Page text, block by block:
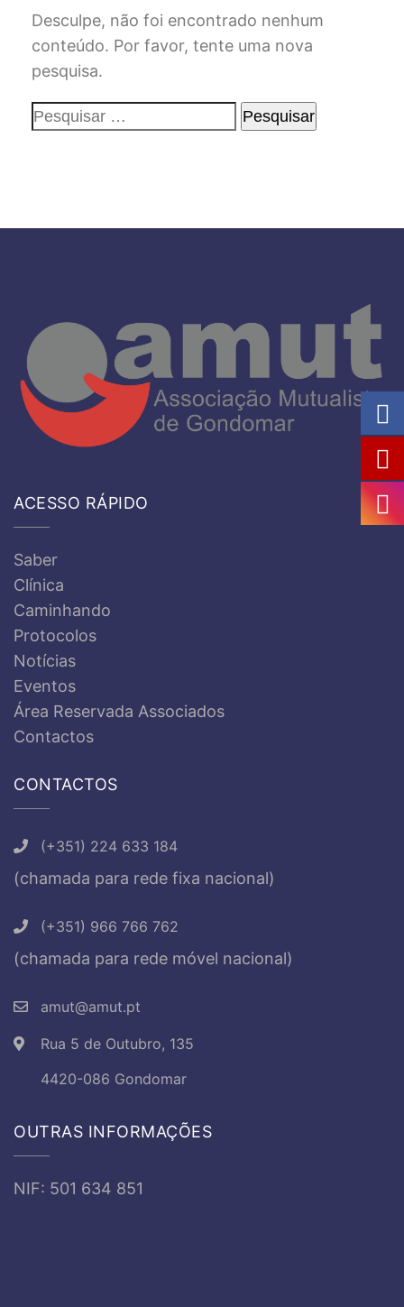
Desculpe, não foi encontrado nenhum
conteúdo. Por favor, tente uma nova
pesquisa.
ACESSO RÁPIDO
Saber
Clínica
Caminhando
Protocolos
Notícias
Eventos
Área Reservada Associados
Contactos
CONTACTOS
(+351) 224 633 184
(chamada para rede fixa nacional)
(+351) 966 766 762
(chamada para rede móvel nacional)
amut@amut.pt
Rua 5 de Outubro, 135
4420-086 Gondomar
OUTRAS INFORMAÇÕES
NIF: 501 634 851